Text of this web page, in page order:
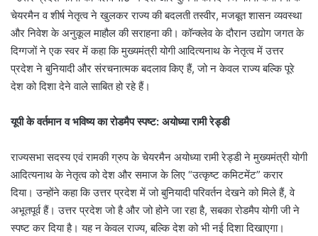
चेयरमैन व शीर्ष नेतृत्व ने खुलकर राज्य की बदलती तस्वीर, मजबूत शासन व्यवस्था
और निवेश के अनुकूल माहौल की सराहना की। कॉन्क्लेव के दौरान उद्योग जगत के
दिग्गजों ने एक स्वर में कहा कि मुख्यमंत्री योगी आदित्यनाथ के नेतृत्व में उत्तर
प्रदेश ने बुनियादी और संरचनात्मक बदलाव किए हैं, जो न केवल राज्य बल्कि पूरे
देश को दिशा देने वाले साबित हो रहे हैं।
यूपी के वर्तमान व भविष्य का रोडमैप स्पष्ट: अयोध्या रामी रेड्डी
राज्यसभा सदस्य एवं रामकी ग्रुप के चेयरमैन अयोध्या रामी रेड्डी ने मुख्यमंत्री योगी
आदित्यनाथ के नेतृत्व को देश और समाज के लिए “उत्कृष्ट कमिटमेंट” करार
दिया। उन्होंने कहा कि उत्तर प्रदेश में जो बुनियादी परिवर्तन देखने को मिले हैं, वे
अभूतपूर्व हैं। उत्तर प्रदेश जो है और जो होने जा रहा है, सबका रोडमैप योगी जी ने
स्पष्ट कर दिया है। यह न केवल राज्य, बल्कि देश को भी नई दिशा दिखाएगा।